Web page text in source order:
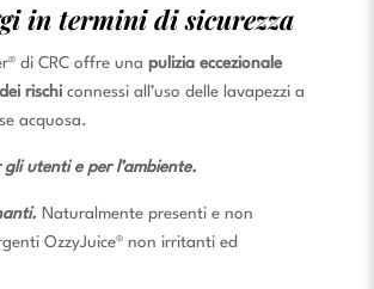
in termini di sicurezza
di CRC offre una pulizia eccezionale
rischi connessi all’uso delle lavapezzi a
acquosa.
gli utenti e per l’ambiente.
Naturalmente presenti e non
OzzyJuice® non irritanti ed